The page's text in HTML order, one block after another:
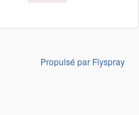
Propulsé par Flyspray